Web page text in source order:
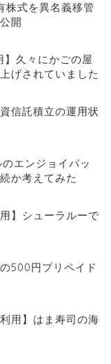
株式を異名義移管
開
】久々にかごの屋
げされていました
信託積立の運用状
エンジョイパッ
か考えてみた
】シューラルーで
500円プリペイド
用】はま寿司の海